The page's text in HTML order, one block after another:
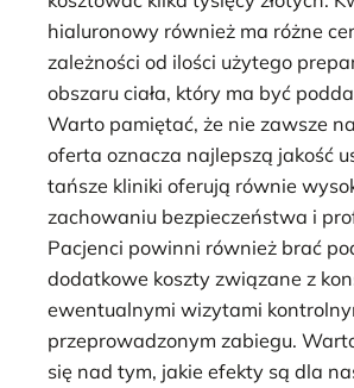
hialuronowy również ma różne
zależności od ilości użytego
obszaru ciała, który ma być
Warto pamiętać, że nie zawsze
oferta oznacza najlepszą jakość
tańsze kliniki oferują równie
zachowaniu bezpieczeństwa i
Pacjenci powinni również brać
dodatkowe koszty związane z
ewentualnymi wizytami
przeprowadzonym zabiegu.
się nad tym, jakie efekty są dla